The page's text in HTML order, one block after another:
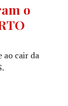
o
ao cair da
o